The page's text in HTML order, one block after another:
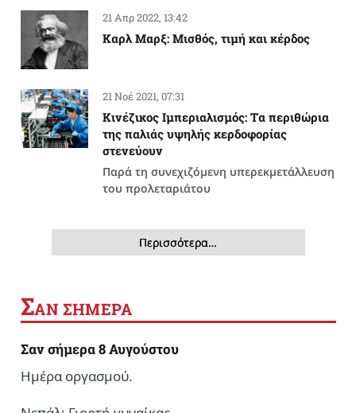
21 Απρ 2022, 13:42
Καρλ Μαρξ: Μισθός, τιμή και κέρδος
21 Νοέ 2021, 07:31
Κινέζικος Ιμπεριαλισμός: Tα περιθώρια
της παλιάς υψηλής κερδοφορίας
στενεύουν
Παρά τη συνεχιζόμενη υπερεκμετάλλευση
του προλεταριάτου
Περισσότερα…
ΣΑΝ ΣΗΜΕΡΑ
Σαν σήμερα 8 Αυγούστου
Ημέρα οργασμού.